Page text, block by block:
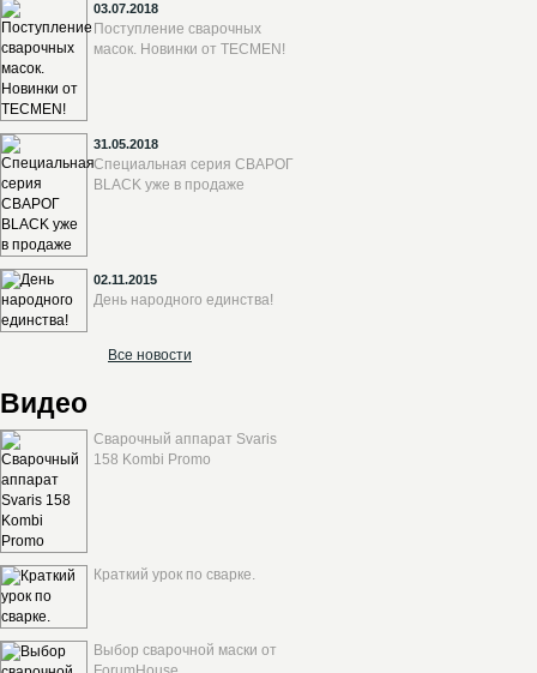
03.07.2018
Поступление сварочных
масок. Новинки от TECMEN!
31.05.2018
Специальная серия СВАРОГ
BLACK уже в продаже
02.11.2015
День народного единства!
Все новости
Видео
Сварочный аппарат Svaris
158 Kombi Promo
Краткий урок по сварке.
Выбор сварочной маски от